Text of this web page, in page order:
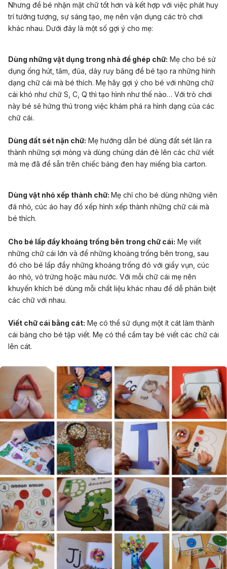
Nhưng để bé nhận mặt chữ tốt hơn và kết hợp với việc phát huy
trí tưởng tượng, sự sáng tạo, mẹ nên vận dụng các trò chơi
khác nhau. Dưới đây là một số gợi ý cho mẹ:
Dùng những vật dụng trong nhà để ghép chữ: Mẹ cho bé sử
dụng ống hút, tăm, đũa, dây ruy băng để bé tạo ra những hình
dạng chữ cái mà bé thích. Mẹ hãy gợi ý cho bé với những chữ
cái khó như chữ S, C, Q thì tạo hình như thế nào… Với trò chơi
này bé sẽ hứng thú trong việc khám phá ra hình dạng của các
chữ cái.
Dùng đất sét nặn chữ: Mẹ hướng dẫn bé dùng đất sét lăn ra
thành những sợi mỏng và dùng chúng dán đè lên các chữ viết
mà mẹ đã để sẵn trên chiếc bảng đen hay miếng bìa carton.
Dùng vật nhỏ xếp thành chữ: Mẹ chỉ cho bé dùng những viên
đá nhỏ, cúc áo hay đồ xếp hình xếp thành những chữ cái mà
bé thích.
Cho bé lấp đầy khoảng trống bên trong chữ cái: Mẹ viết
những chữ cái lớn và để những khoảng trống bên trong, sau
đó cho bé lấp đầy những khoảng trống đó với giấy vụn, cúc
áo nhỏ, vỏ trứng hoặc màu nước. Với mỗi chữ cái mẹ nên
khuyến khích bé dùng mỗi chất liệu khác nhau để dễ phân biệt
các chữ với nhau.
Viết chữ cái bằng cát: Mẹ có thể sử dụng một ít cát làm thành
cái bảng cho bé tập viết. Mẹ có thể cầm tay bé viết các chữ cái
lên cát.